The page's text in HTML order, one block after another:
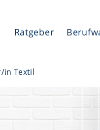
Ratgeber
in Textil